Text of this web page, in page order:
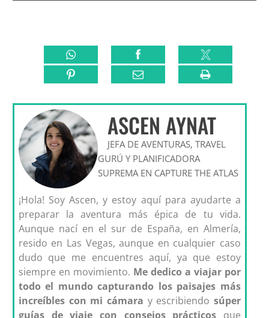
ASCEN AYNAT
JEFA DE AVENTURAS, TRAVEL
GURÚ Y PLANIFICADORA
SUPREMA EN CAPTURE THE ATLAS
¡Hola! Soy Ascen, y estoy aquí para ayudarte a
preparar la aventura más épica de tu vida.
Aunque nací en el sur de España, en Almería,
resido en Las Vegas, aunque en cualquier caso
dudo que me encuentres aquí, ya que estoy
siempre en movimiento. Me dedico a viajar por
todo el mundo capturando los paisajes más
increíbles con mi cámara y escribiendo súper
guías de viaje con consejos prácticos que